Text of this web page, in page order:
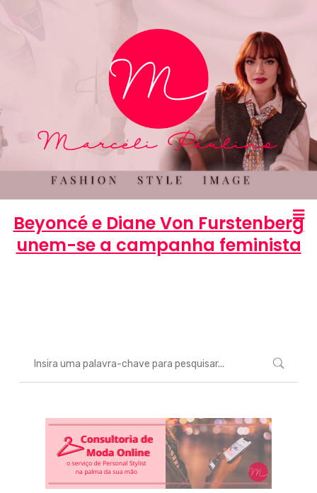
Beyoncé e Diane Von Furstenberg
unem-se a campanha feminista